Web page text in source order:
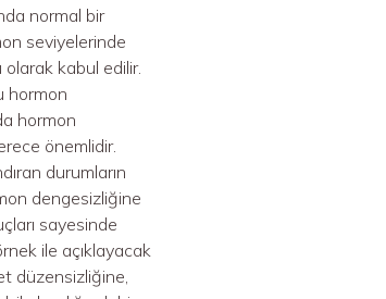
normal bir
seviyelerinde
kabul edilir.
hormon
hormon
önemlidir.
durumların
dengesizliğine
sayesinde
ile açıklayacak
düzensizliğine,